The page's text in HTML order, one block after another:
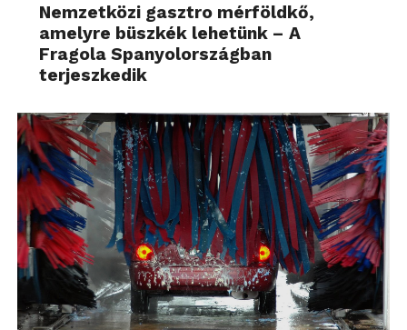
Nemzetközi gasztro mérföldkő,
amelyre büszkék lehetünk – A
Fragola Spanyolországban
terjeszkedik